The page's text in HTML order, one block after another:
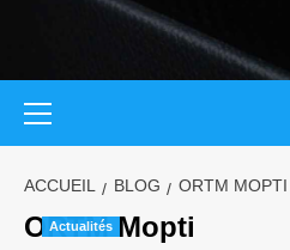
ACCUEIL BLOG ORTM MOPTI
ORTM Mopti
Actualités